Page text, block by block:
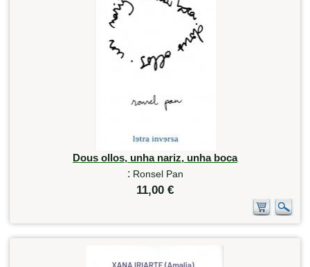
Dous ollos, unha nariz, unha boca
: Ronsel Pan
11,00 €